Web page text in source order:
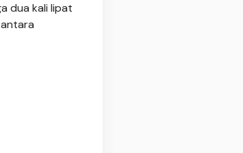
dua kali lipat